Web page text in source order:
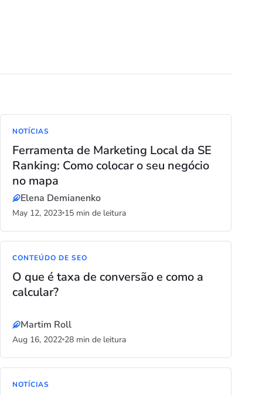
NOTÍCIAS
Ferramenta de Marketing Local da SE
Ranking: Como colocar o seu negócio
no mapa
Elena Demianenko
May 12, 2023 15 min de leitura
CONTEÚDO DE SEO
O que é taxa de conversão e como a
calcular?
Martim Roll
Aug 16, 2022 28 min de leitura
NOTÍCIAS